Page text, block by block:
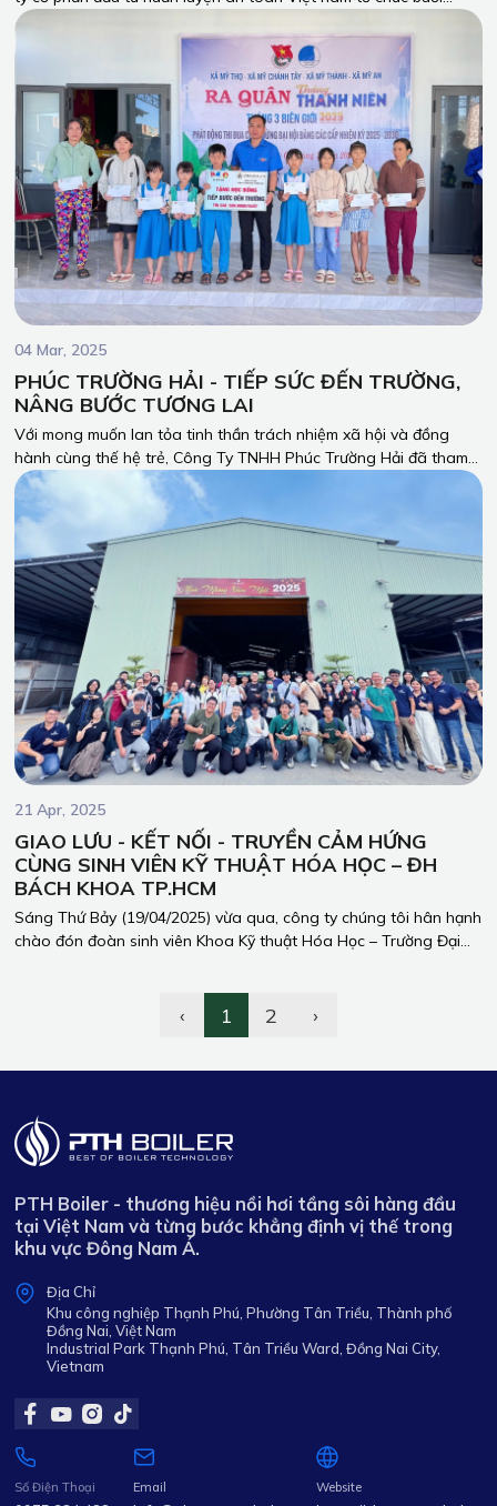
huấn luyện an toàn lao động trong sản xuất, quy trình làm việc
an toàn và 5S cho toàn thể công nhân và nhân viên công ty.
04 Mar, 2025
PHÚC TRƯỜNG HẢI - TIẾP SỨC ĐẾN TRƯỜNG,
NÂNG BƯỚC TƯƠNG LAI
Với mong muốn lan tỏa tinh thần trách nhiệm xã hội và đồng
hành cùng thế hệ trẻ, Công Ty TNHH Phúc Trường Hải đã tham
gia chương trình Ra quân Tháng Thanh niên - Tháng Ba Biên
giới 2025, kết hợp trao học bổng “Tiếp bước đến trường” cho các
em học sinh có hoàn cảnh khó khăn.
21 Apr, 2025
GIAO LƯU - KẾT NỐI - TRUYỀN CẢM HỨNG
CÙNG SINH VIÊN KỸ THUẬT HÓA HỌC – ĐH
BÁCH KHOA TP.HCM
Sáng Thứ Bảy (19/04/2025) vừa qua, công ty chúng tôi hân hạnh
chào đón đoàn sinh viên Khoa Kỹ thuật Hóa Học – Trường Đại
‹ 1 2 ›
PTH Boiler - thương hiệu nồi hơi tầng sôi hàng đầu
tại Việt Nam và từng bước khẳng định vị thế trong
khu vực Đông Nam Á.
Địa Chỉ
Khu công nghiệp Thạnh Phú, Phường Tân Triều, Thành phố
Đồng Nai, Việt Nam
Industrial Park Thạnh Phú, Tân Triều Ward, Đồng Nai City,
Vietnam
Số Điện Thoại Email Website